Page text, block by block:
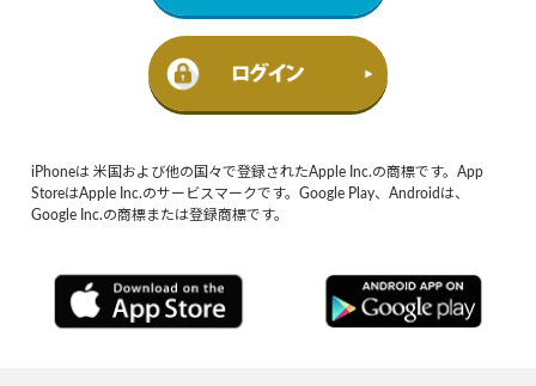
iPhoneは 米国および他の国々で登録されたApple Inc.の商標です。App
StoreはApple Inc.のサービスマークです。Google Play、Androidは、
Google Inc.の商標または登録商標です。